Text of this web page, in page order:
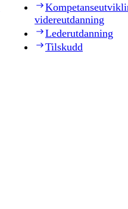
videreutdanning
Lederutdanning
Tilskudd